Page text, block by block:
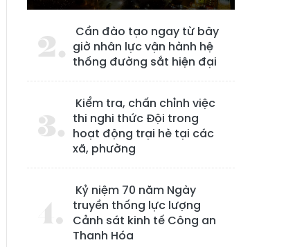
Cần đào tạo ngay từ bây
giờ nhân lực vận hành hệ
thống đường sắt hiện đại
Kiểm tra, chấn chỉnh việc
thi nghi thức Đội trong
hoạt động trại hè tại các
xã, phường
Kỷ niệm 70 năm Ngày
truyền thống lực lượng
Cảnh sát kinh tế Công an
Thanh Hóa